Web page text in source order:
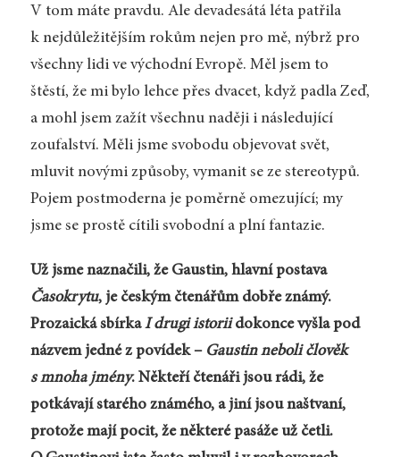
V tom máte pravdu. Ale devadesátá léta patřila
k nejdůležitějším rokům nejen pro mě, nýbrž pro
všechny lidi ve východní Evropě. Měl jsem to
štěstí, že mi bylo lehce přes dvacet, když padla Zeď,
a mohl jsem zažít všechnu naději i následující
zoufalství. Měli jsme svobodu objevovat svět,
mluvit novými způsoby, vymanit se ze stereotypů.
Pojem postmoderna je poměrně omezující; my
jsme se prostě cítili svobodní a plní fantazie.
Už jsme naznačili, že Gaustin, hlavní postava
Časokrytu, je českým čtenářům dobře známý.
Prozaická sbírkaI drugi istoriidokonce vyšla pod
názvem jedné z povídek – Gaustin neboli člověk
s mnoha jmény. Někteří čtenáři jsou rádi, že
potkávají starého známého, a jiní jsou naštvaní,
protože mají pocit, že některé pasáže už četli.